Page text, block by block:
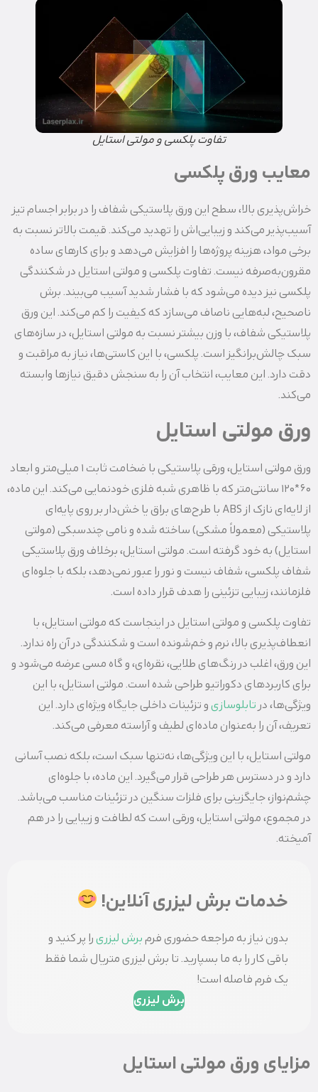
تفاوت پلکسی و مولتی استایل
معایب ورق پلکسی
خراش‌پذیری بالا، سطح این ورق پلاستیکی شفاف را در برابر اجسام تیز
آسیب‌پذیر می‌کند و زیبایی‌اش را تهدید می‌کند. قیمت بالاتر نسبت به
برخی مواد، هزینه پروژه‌ها را افزایش می‌دهد و برای کارهای ساده
مقرون‌به‌صرفه نیست. تفاوت پلکسی و مولتی استایل در شکنندگی
پلکسی نیز دیده می‌شود که با فشار شدید آسیب می‌بیند. برش
ناصحیح، لبه‌هایی ناصاف می‌سازد که کیفیت را کم می‌کند. این ورق
پلاستیکی شفاف، با وزن بیشتر نسبت به مولتی استایل، در سازه‌های
سبک چالش‌برانگیز است. پلکسی، با این کاستی‌ها، نیاز به مراقبت و
دقت دارد. این معایب، انتخاب آن را به سنجش دقیق نیازها وابسته
می‌کند.
ورق مولتی استایل
ورق مولتی استایل، ورقی پلاستیکی با ضخامت ثابت 1 میلی‌متر و ابعاد
60*120 سانتی‌متر که با ظاهری شبه‌ فلزی خودنمایی می‌کند. این ماده،
از لایه‌ای نازک از ABS با طرح‌های براق یا خش‌دار بر روی پایه‌ای
پلاستیکی (معمولاً مشکی) ساخته شده و نامی چندسبکی (مولتی
استایل) به خود گرفته است. مولتی استایل، برخلاف ورق پلاستیکی
شفاف پلکسی، شفاف نیست و نور را عبور نمی‌دهد، بلکه با جلوه‌ای
فلزمانند، زیبایی تزئینی را هدف قرار داده است.
تفاوت پلکسی و مولتی استایل در اینجاست که مولتی استایل، با
انعطاف‌پذیری بالا، نرم و خم‌شونده است و شکنندگی در آن راه ندارد.
این ورق، اغلب در رنگ‌های طلایی، نقره‌ای، و گاه مسی عرضه می‌شود و
برای کاربردهای دکوراتیو طراحی شده است. مولتی استایل، با این
ویژگی‌ها، در تابلوسازیو تزئینات داخلی جایگاه ویژه‌ای دارد. این
تعریف، آن را به‌عنوان ماده‌ای لطیف و آراسته معرفی می‌کند.
مولتی استایل، با این ویژگی‌ها، نه‌تنها سبک است، بلکه نصب آسانی
دارد و در دسترس هر طراحی قرار می‌گیرد. این ماده، با جلوه‌ای
چشم‌نواز، جایگزینی برای فلزات سنگین در تزئینات مناسب می‌باشد.
در مجموع، مولتی استایل، ورقی است که لطافت و زیبایی را در هم
آمیخته.
خدمات برش لیزری آنلاین!
بدون نیاز به مراجعه حضوری فرمبرش لیزریرا پر کنید و
باقی کار را به ما بسپارید. تا برش لیزری متریال شما فقط
یک فرم فاصله است!
برش لیزری
مزایای ورق مولتی استایل